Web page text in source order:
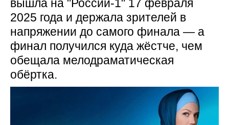
вышла на "России-1" 17 февраля
2025 года и держала зрителей в
напряжении до самого финала — а
финал получился куда жёстче, чем
обещала мелодраматическая
обёртка.